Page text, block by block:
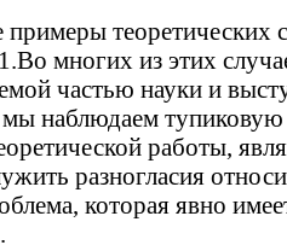
теоретических
многих из этих
частью науки и
наблюдаем
работы,
разногласия
которая явно